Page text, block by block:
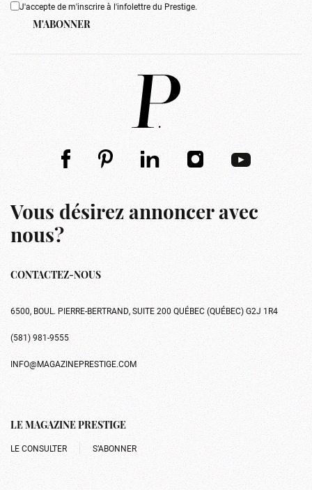
J'accepte de m'inscrire à l'infolettre du Prestige.
M'ABONNER
Vous désirez annoncer avec
nous?
CONTACTEZ-NOUS
6500, BOUL. PIERRE-BERTRAND, SUITE 200 QUÉBEC (QUÉBEC) G2J 1R4
(581) 981-9555
INFO@MAGAZINEPRESTIGE.COM
LE MAGAZINE PRESTIGE
LE CONSULTER S’ABONNER